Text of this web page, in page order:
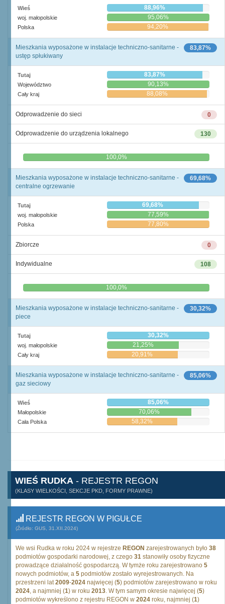
Wieś 88,96%
woj. małopolskie 95,06%
Polska 94,20%
83,87%
Mieszkania wyposażone w instalacje techniczno-sanitarne -
ustęp spłukiwany
Tutaj 83,87%
Województwo 90,13%
Cały kraj 88,08%
0
Odprowadzenie do sieci
130
Odprowadzenie do urządzenia lokalnego
0,0% 100,0%
69,68%
Mieszkania wyposażone w instalacje techniczno-sanitarne -
centralne ogrzewanie
Tutaj 69,68%
woj. małopolskie 77,59%
Polska 77,80%
0
Zbiorcze
108
Indywidualne
0,0% 100,0%
30,32%
Mieszkania wyposażone w instalacje techniczno-sanitarne -
piece
Tutaj 30,32%
woj. małopolskie 21,25%
Cały kraj 20,91%
85,06%
Mieszkania wyposażone w instalacje techniczno-sanitarne -
gaz sieciowy
Wieś 85,06%
Małopolskie 70,06%
Cała Polska 58,32%
WIEŚ RUDKA - REJESTR REGON
(KLASY WIELKOŚCI, SEKCJE PKD, FORMY PRAWNE)
REJESTR REGON W PIGUŁCE
(Źródło: GUS, 31.XII.2024)
We wsi Rudka w roku 2024 w rejestrze REGON zarejestrowanych było 38
podmiotów gospodarki narodowej, z czego 31 stanowiły osoby fizyczne
prowadzące działalność gospodarczą. W tymże roku zarejestrowano 5
nowych podmiotów, a 5 podmiotów zostało wyrejestrowanych. Na
przestrzeni lat2009-2024 najwięcej (5) podmiotów zarejestrowano w roku
2024, a najmniej (1) w roku 2013. W tym samym okresie najwięcej (5)
podmiotów wykreślono z rejestru REGON w 2024 roku, najmniej (1)